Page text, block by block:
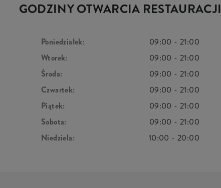
GODZINY OTWARCIA RESTAURACJI
Poniedziałek: 09:00 - 21:00
Wtorek:
09:00 - 21:00
Środa:
09:00 - 21:00
Czwartek:
09:00 - 21:00
Piątek:
09:00 - 21:00
Sobota:
09:00 - 21:00
Niedziela:
10:00 - 20:00